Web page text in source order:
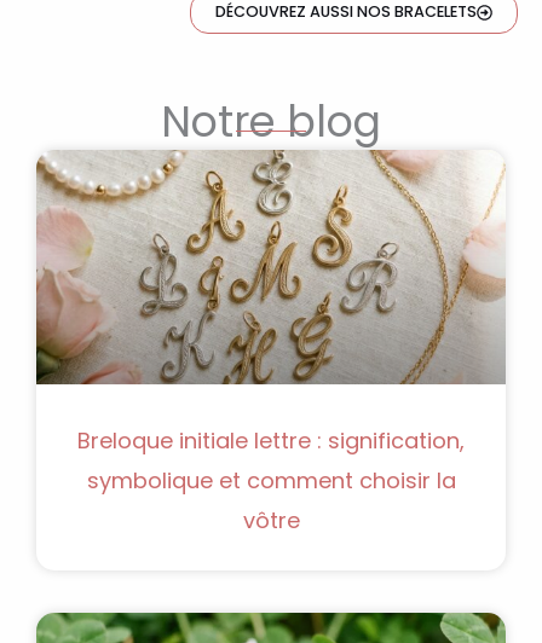
DÉCOUVREZ AUSSI NOS BRACELETS
Notre blog
Breloque initiale lettre : signification,
symbolique et comment choisir la
vôtre